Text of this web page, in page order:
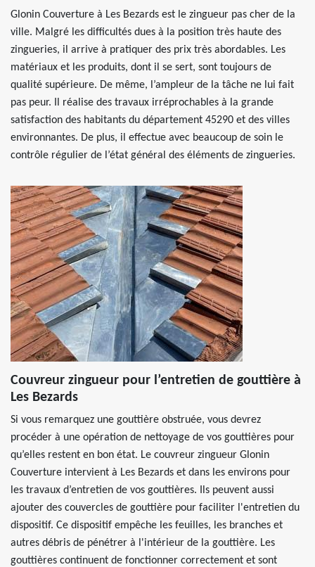
Glonin Couverture à Les Bezards est le zingueur pas cher de la
ville. Malgré les difficultés dues à la position très haute des
zingueries, il arrive à pratiquer des prix très abordables. Les
matériaux et les produits, dont il se sert, sont toujours de
qualité supérieure. De même, l’ampleur de la tâche ne lui fait
pas peur. Il réalise des travaux irréprochables à la grande
satisfaction des habitants du département 45290 et des villes
environnantes. De plus, il effectue avec beaucoup de soin le
contrôle régulier de l’état général des éléments de zingueries.
Couvreur zingueur pour l’entretien de gouttière à
Les Bezards
Si vous remarquez une gouttière obstruée, vous devrez
procéder à une opération de nettoyage de vos gouttières pour
qu’elles restent en bon état. Le couvreur zingueur Glonin
Couverture intervient à Les Bezards et dans les environs pour
les travaux d’entretien de vos gouttières. Ils peuvent aussi
ajouter des couvercles de gouttière pour faciliter l'entretien du
dispositif. Ce dispositif empêche les feuilles, les branches et
autres débris de pénétrer à l'intérieur de la gouttière. Les
gouttières continuent de fonctionner correctement et sont